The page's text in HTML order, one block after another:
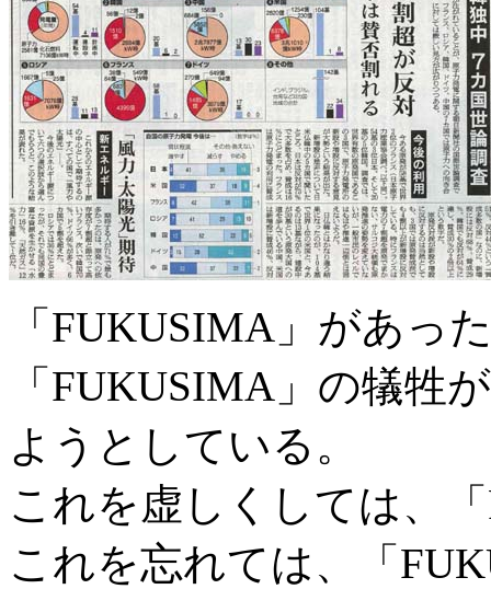
「FUKUSIMA」があっ
「FUKUSIMA」の犠牲
ようとしている。
これを虚しくしては、
これを忘れては、「